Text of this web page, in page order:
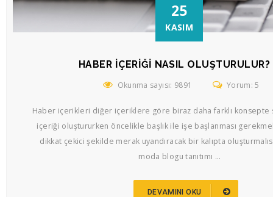
25
KASIM
HABER İÇERIĞI NASIL OLUŞTURULUR?
Okunma sayısı: 9891 Yorum: 5
Haber içerikleri diğer içeriklere göre biraz daha farklı konsepte
içeriği oluştururken öncelikle başlık ile işe başlanması
dikkat çekici şekilde merak uyandıracak bir kalıpta
moda blogu tanıtımı ...
DEVAMINI OKU